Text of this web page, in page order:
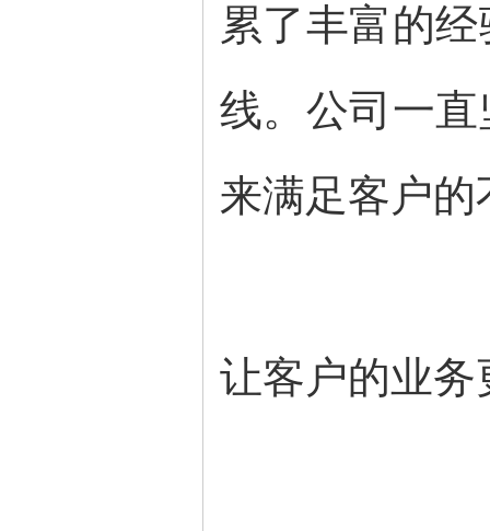
累了丰富的
线。公司一
来满足客户的
让客户的业